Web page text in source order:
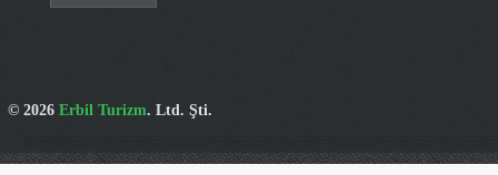
© 2026 Erbil Turizm. Ltd. Şti.